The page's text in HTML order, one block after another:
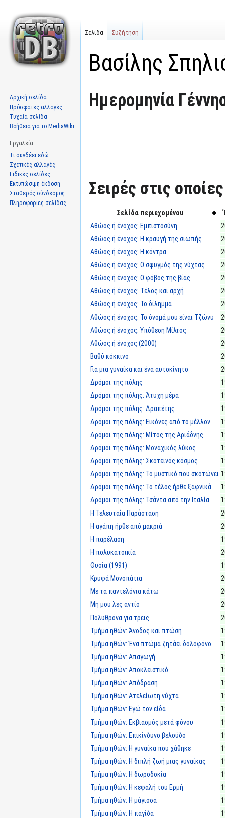
Βασίλης
Μετάβαση
στην
Πήδηση
στην
Ημερομηνία
Σειρές στις
Σελίδα περιεχομένου
Αθώος ή ένοχος: Εμπιστοσύνη
Αθώος ή ένοχος: Η κραυγή της σιωπής
Αθώος ή ένοχος: Η κόντρα
Αθώος ή ένοχος: Ο σφυγμός της νύχτας
Αθώος ή ένοχος: Ο φόβος της βίας
Αθώος ή ένοχος: Τέλος και αρχή
Αθώος ή ένοχος: Το δίλημμα
Αθώος ή ένοχος: Το όνομά μου είναι Τζώνυ
Αθώος ή ένοχος: Υπόθεση Μίλτος
Αθώος ή ένοχος (2000)
Βαθύ κόκκινο
Για μια γυναίκα και ένα αυτοκίνητο
Δρόμοι της πόλης
Δρόμοι της πόλης: Άτυχη μέρα
Δρόμοι της πόλης: Δραπέτης
Δρόμοι της πόλης: Εικόνες από το μέλλον
Δρόμοι της πόλης: Μίτος της Αριάδνης
Δρόμοι της πόλης: Μοναχικός λύκος
Δρόμοι της πόλης: Σκοτεινός κόσμος
Δρόμοι της πόλης: Το μυστικό που σκοτώνει
Δρόμοι της πόλης: Το τέλος ήρθε ξαφνικά
Δρόμοι της πόλης: Τσάντα από την Ιταλία
Η Τελευταία Παράσταση
Η αγάπη ήρθε από μακριά
Η παρέλαση
Η πολυκατοικία
Θυσία (1991)
Κρυφά Μονοπάτια
Με τα παντελόνια κάτω
Μη μου λες αντίο
Πολυθρόνα για τρεις
Τμήμα ηθών: Άνοδος και πτώση
Τμήμα ηθών: Ένα πτώμα ζητάει δολοφόνο
Τμήμα ηθών: Απαγωγή
Τμήμα ηθών: Αποκλειστικό
Τμήμα ηθών: Απόδραση
Τμήμα ηθών: Ατελείωτη νύχτα
Τμήμα ηθών: Εγώ τον είδα
Τμήμα ηθών: Εκβιασμός μετά φόνου
Τμήμα ηθών: Επικίνδυνο βελούδο
Τμήμα ηθών: Η γυναίκα που χάθηκε
Τμήμα ηθών: Η διπλή ζωή μιας γυναίκας
Τμήμα ηθών: Η δωροδοκία
Τμήμα ηθών: Η κεφαλή του Ερμή
Τμήμα ηθών: Η μάγισσα
Τμήμα ηθών: Η παγίδα
Σελίδα Συζήτηση
Αρχική σελίδα
Πρόσφατες αλλαγές
Τυχαία σελίδα
Βοήθεια για το MediaWiki
Εργαλεία
Τι συνδέει εδώ
Σχετικές αλλαγές
Ειδικές σελίδες
Εκτυπώσιμη έκδοση
Σταθερός σύνδεσμος
Πληροφορίες σελίδας